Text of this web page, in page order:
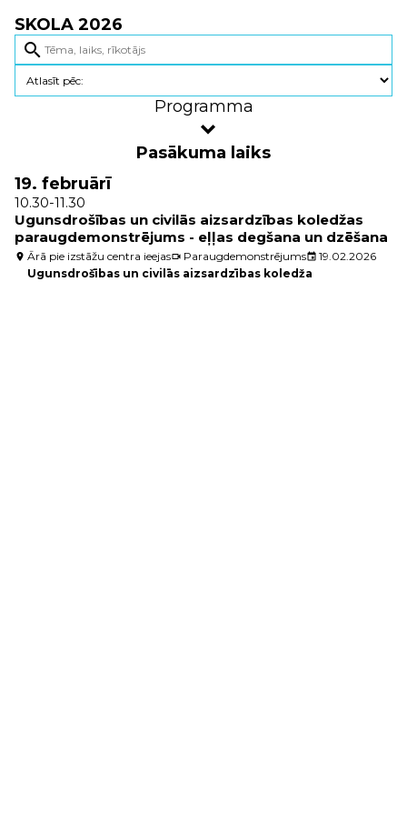
SKOLA 2026
search
Programma
Pasākuma laiks
19. februārī
10.30-11.30
Ugunsdrošības un civilās aizsardzības koledžas
paraugdemonstrējums - eļļas degšana un dzēšana
location_on Ārā pie izstāžu centra ieejasvideocam Paraugdemonstrējumsevent 19.02.2026
Ugunsdrošības un civilās aizsardzības koledža